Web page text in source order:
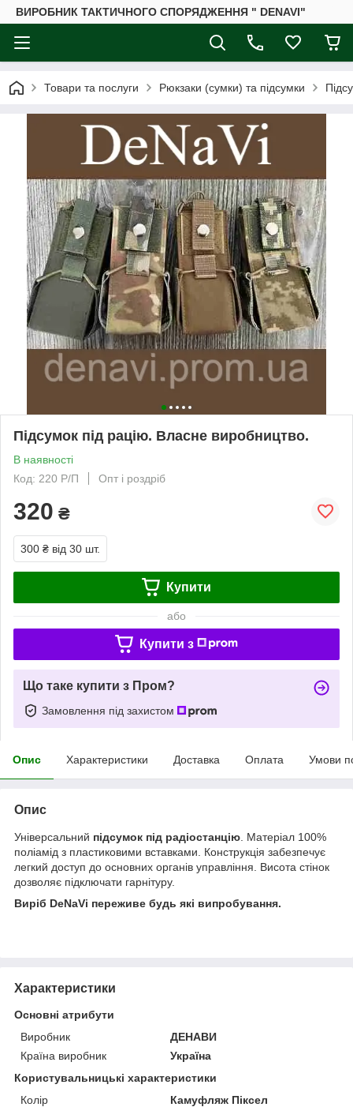
ВИРОБНИК ТАКТИЧНОГО СПОРЯДЖЕННЯ " DENAVI"
Товари та послуги Рюкзаки (сумки) та підсумки
Підсумок під рацію. Власне виробництво.
В наявності
Код: 220 Р/П
Опт і роздріб
320 ₴
300 ₴ від 30 шт.
Купити
або
Купити з
Що таке купити з Пром?
Замовлення під захистом
Опис Характеристики Доставка Оплата Умови
Опис
Універсальний підсумок під радіостанцію . Матеріал 100%
поліамід з пластиковими вставками. Конструкція забезпечує
легкий доступ до основних органів управління. Висота стінок
дозволяє підключати гарнітуру.
Виріб DeNaVi переживе будь які випробування.
Характеристики
Основні атрибути
Виробник
ДЕНАВИ
Країна виробник
Україна
Користувальницькі характеристики
Колір
Камуфляж Піксел